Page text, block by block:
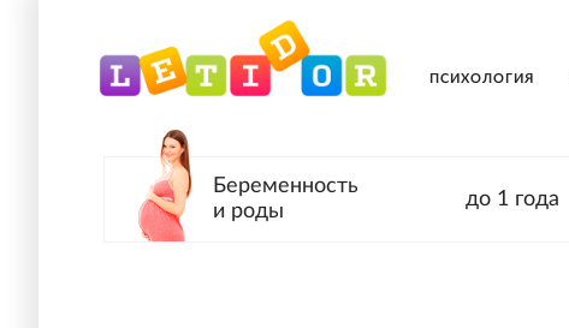
ПСИХОЛОГИЯ
Беременность
и роды
до 1 года